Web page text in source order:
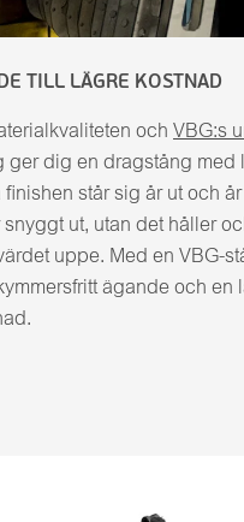
TILL LÄGRE KOSTNAD
och VBG:s
ger dig en dragstång med
står sig år ut och
snyggt ut, utan det håller
uppe. Med en VBG-
ägande och en